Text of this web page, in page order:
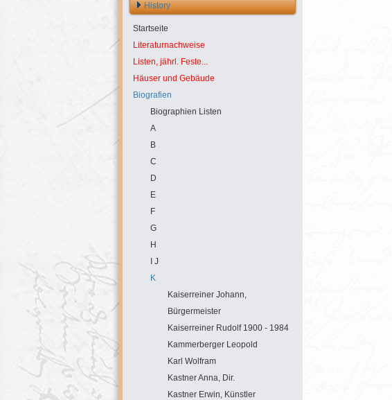
History
Startseite
Literaturnachweise
Listen, jährl. Feste...
Häuser und Gebäude
Biografien
Biographien Listen
A
B
C
D
E
F
G
H
I J
K
Kaiserreiner Johann,
Bürgermeister
Kaiserreiner Rudolf 1900 - 1984
Kammerberger Leopold
Karl Wolfram
Kastner Anna, Dir.
Kastner Erwin, Künstler